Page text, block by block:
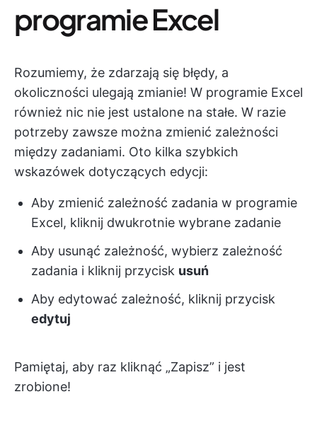
programie Excel
Rozumiemy, że zdarzają się błędy, a
okoliczności ulegają zmianie! W programie Excel
również nic nie jest ustalone na stałe. W razie
potrzeby zawsze można zmienić zależności
między zadaniami. Oto kilka szybkich
wskazówek dotyczących edycji:
Aby zmienić zależność zadania w programie
Excel, kliknij dwukrotnie wybrane zadanie
Aby usunąć zależność, wybierz zależność
zadania i kliknij przycisk usuń
Aby edytować zależność, kliknij przycisk
edytuj
Pamiętaj, aby raz kliknąć „Zapisz” i jest
zrobione!